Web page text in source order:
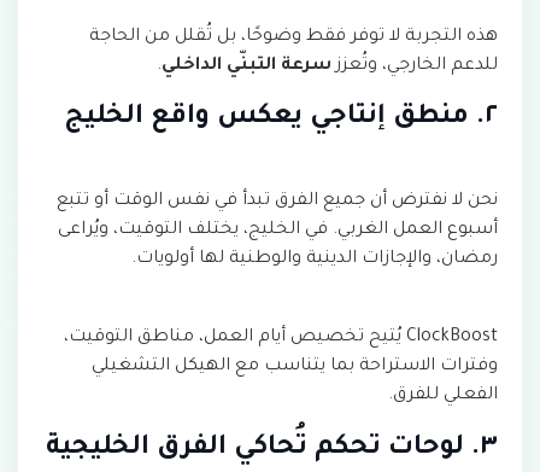
هذه التجربة لا توفر فقط وضوحًا، بل تُقلل من الحاجة
للدعم الخارجي، وتُعززسرعة التبنّي الداخلي.
٢. منطق إنتاجي يعكس واقع الخليج
نحن لا نفترض أن جميع الفرق تبدأ في نفس الوقت أو تتبع
أسبوع العمل الغربي. في الخليج، يختلف التوقيت، ويُراعى
رمضان، والإجازات الدينية والوطنية لها أولويات.
ClockBoost يُتيح تخصيص أيام العمل، مناطق التوقيت،
وفترات الاستراحة بما يتناسب مع الهيكل التشغيلي
الفعلي للفرق.
٣. لوحات تحكم تُحاكي الفرق الخليجية